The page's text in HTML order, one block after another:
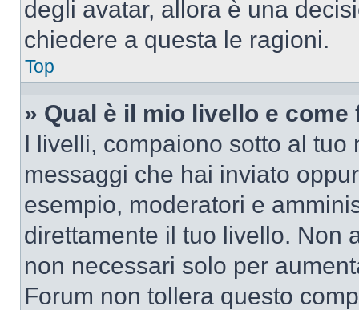
degli avatar, allora è una
chiedere a questa le ragioni.
Top
» Qual è il mio livello e
I livelli, compaiono sotto al
messaggi che hai inviato
esempio, moderatori e
direttamente il tuo livello. Non
non necessari solo per
Forum non tollera questo